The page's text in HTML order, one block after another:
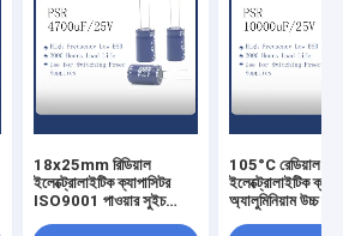
18x25mm রিডিয়াল
ইলেক্ট্রোলাইটিক ক্যাপাসিটর
ISO9001 পাওয়ার সুইচ
105°C রেডিয়াল
ইলেক্ট্রোলাইটিক
অ্যালুমিনিয়াম উচ্চ